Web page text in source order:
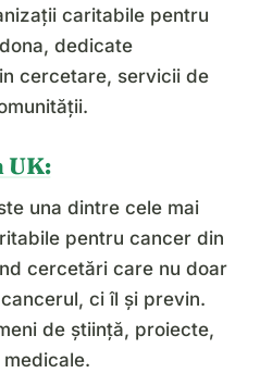
caritabile pentru
dedicate
cercetare, servicii de
UK:
una dintre cele mai
pentru cancer din
cercetări care nu doar
ci îl și previn.
de știință, proiecte,